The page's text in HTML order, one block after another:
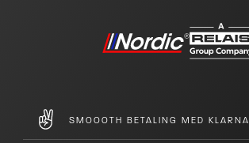
SMOOOTH BETALING MED KLARNA